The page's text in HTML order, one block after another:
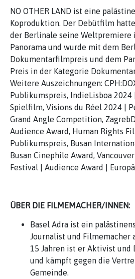
NO OTHER LAND ist eine
Koproduktion. Der Debütfilm
der Berlinale seine Weltpremiere
Panorama und wurde mit dem
Dokumentarfilmpreis und dem
Preis in der Kategorie
Weitere Auszeichnungen:
Publikumspreis, IndieLisboa
Spielfilm, Visions du Réel 2024 |
Grand Angle Competition,
Audience Award, Human Rights
Publikumspreis, Busan
Busan Cinephile Award,
Festival | Audience Award |
ÜBER DIE FILMEMACHER/INNEN:
Basel Adra ist ein
Journalist und Filmemacher
15 Jahren ist er Aktivist
und kämpft gegen die
Gemeinde.